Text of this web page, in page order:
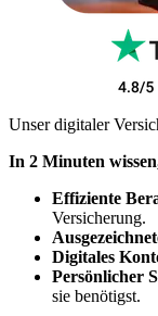
Unser digitaler
In 2 Minuten
Effiziente
Versicherung.
Digitales
Persönlicher
sie benötigst.